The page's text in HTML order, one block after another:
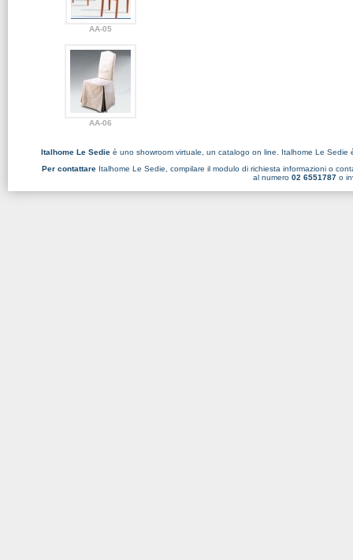
AA-05
AA-06
Italhome Le Sedieè uno showroom virtuale, un catalogo on line. Italhome Le
Per contattare Italhome Le Sedie, compilare il modulo di richiesta informazioni o
al numero 02 6551787o